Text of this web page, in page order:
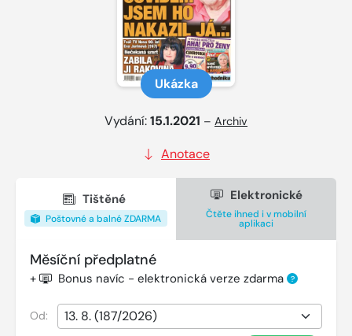
Ukázka
Vydání:15.1.2021 – Archiv
Anotace
Tištěné
Poštovné a balné ZDARMA
Elektronické
Čtěte ihned i v mobilní
aplikaci
Měsíční předplatné
+ Bonus navíc - elektronická verze zdarma ?
Od: